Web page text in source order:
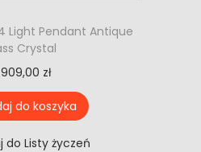
Light Pendant Antique
Crystal
zł
do koszyka
do Listy życzeń